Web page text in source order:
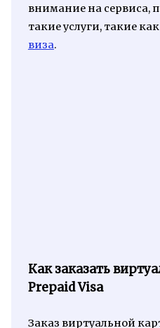
внимание на сервиса,
такие услуги, такие как
виза.
Как заказать
Prepaid Visa
Заказ виртуальной